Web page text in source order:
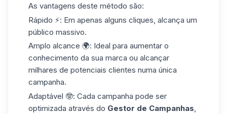
As vantagens deste método são:
Rápido ⚡: Em apenas alguns cliques, alcança um
público massivo.
Amplo alcance 🌍: Ideal para aumentar o
conhecimento da sua marca ou alcançar
milhares de potenciais clientes numa única
campanha.
Adaptável 🤓: Cada campanha pode ser
optimizada através do Gestor de Campanhas,